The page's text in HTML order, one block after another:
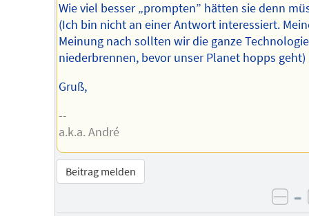
Wie viel besser „prompten” hätten sie denn
(Ich bin nicht an einer Antwort interessiert.
Meinung nach sollten wir die ganze Technologie
niederbrennen, bevor unser Planet hopps geht)
Gruß,
--
a.k.a. André
Beitrag melden
–